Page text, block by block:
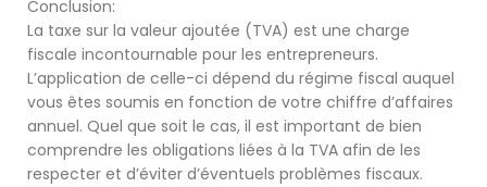
Conclusion:
La taxe sur la valeur ajoutée (TVA) est une charge
fiscale incontournable pour les entrepreneurs.
L’application de celle-ci dépend du régime fiscal auquel
vous êtes soumis en fonction de votre chiffre d’affaires
annuel. Quel que soit le cas, il est important de bien
comprendre les obligations liées à la TVA afin de les
respecter et d’éviter d’éventuels problèmes fiscaux.